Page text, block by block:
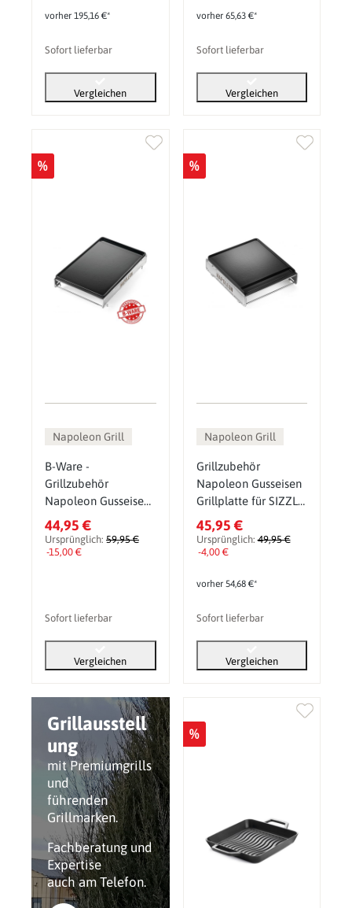
Grillausstell
ung
mit Premiumgrills
und
führenden
Grillmarken.
Fachberatung und
Expertise
auch am Telefon.
vorher 195,16 €*
Sofort lieferbar
Vergleichen
vorher 65,63 €*
Sofort lieferbar
Vergleichen
%
Napoleon Grill
B-Ware -
Grillzubehör
Napoleon Gusseisen
Grillplatte für SIZZLE
ZONE Groß, Plancha
für Rogue SE-, PRO-
44,95 €
Ursprünglich: 59,95 €
-15,00 €
Sofort lieferbar
Vergleichen
%
Napoleon Grill
Grillzubehör
Napoleon Gusseisen
Grillplatte für SIZZLE
ZONE Klein inkl.
Rahmen
45,95 €
Ursprünglich:49,95 €
-4,00 €
vorher 54,68 €*
Sofort lieferbar
Vergleichen
%